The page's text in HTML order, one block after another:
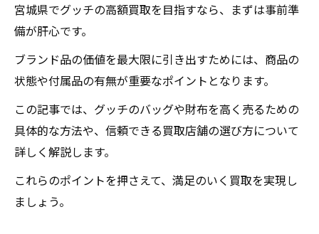
宮城県でグッチの高額買取を目指すなら、まずは事前準
備が肝心です。
ブランド品の価値を最大限に引き出すためには、商品の
状態や付属品の有無が重要なポイントとなります。
この記事では、グッチのバッグや財布を高く売るための
具体的な方法や、信頼できる買取店舗の選び方について
詳しく解説します。
これらのポイントを押さえて、満足のいく買取を実現し
ましょう。